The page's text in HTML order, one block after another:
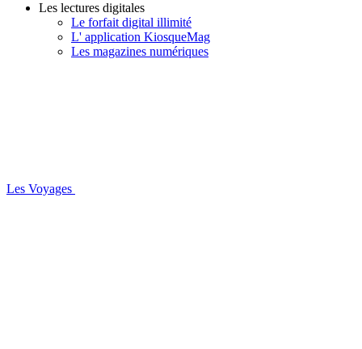
Les lectures digitales
Le forfait digital illimité
L' application KiosqueMag
Les magazines numériques
Les Voyages